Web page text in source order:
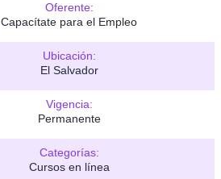
Oferente:
Capacítate para el Empleo
Ubicación:
El Salvador
Vigencia:
Permanente
Categorías:
Cursos en línea